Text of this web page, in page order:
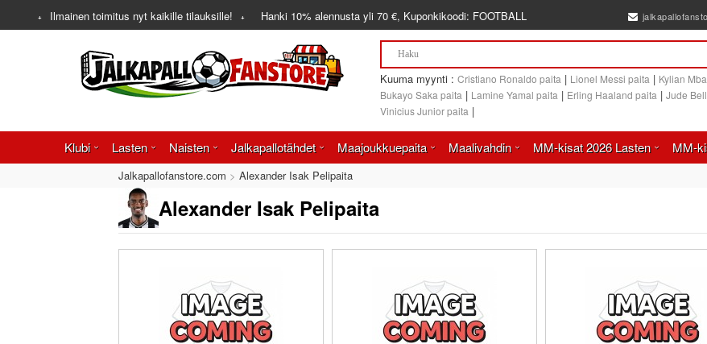
Ilmainen toimitus nyt kaikille tilauksille! Hanki 10% alennusta yli 70 €, Kuponkikoodi: FOOTBALL
Kuuma myynti : Cristiano Ronaldo paita | Lionel Messi paita | Kylian
Bukayo Saka paita | Lamine Yamal paita | Erling Haaland paita | Jude
Vinicius Junior paita |
Klubi Lasten Naisten Jalkapallotähdet Maajoukkuepaita Maalivahdin MM-kisat 2026 Lasten MM-
Jalkapallofanstore.com Alexander Isak Pelipaita
Alexander Isak Pelipaita